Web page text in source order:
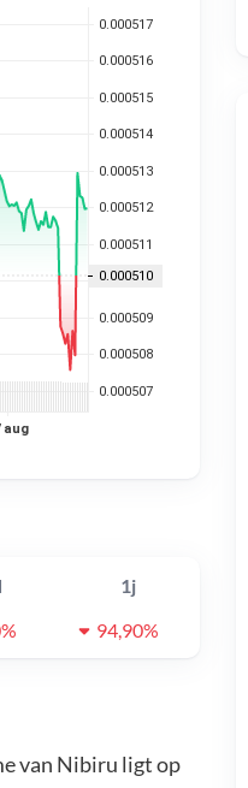
1j
94,90%
van Nibiru ligt op